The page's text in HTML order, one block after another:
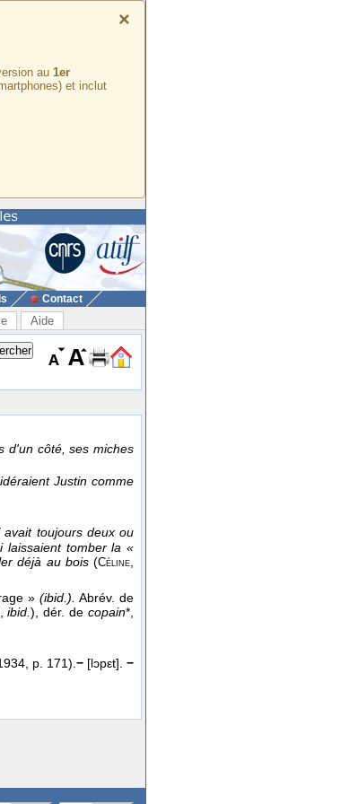
×
au 1er
et inclut
Contact
Aide
d'un côté, ses miches
Justin comme
avait toujours deux ou
laissaient tomber la «
déjà au bois (Céline,
» (ibid.).Abrév. de
ibid.), dér. decopain*,
, p. 171).− [lɔpεt].−